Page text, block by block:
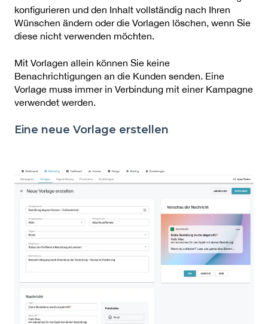
konfigurieren und den Inhalt vollständig nach Ihren
Wünschen ändern oder die Vorlagen löschen, wenn Sie
diese nicht verwenden möchten.
Mit Vorlagen allein können Sie keine
Benachrichtigungen an die Kunden senden. Eine
Vorlage muss immer in Verbindung mit einer Kampagne
verwendet werden.
Eine neue Vorlage erstellen